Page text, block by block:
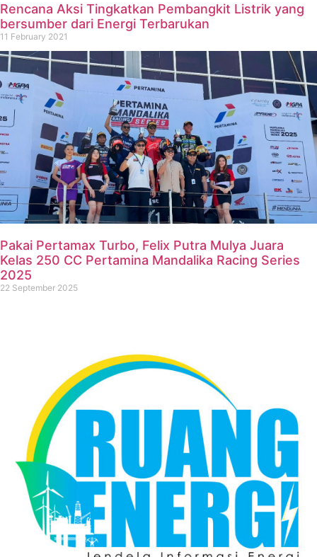
Rencana Aksi Tingkatkan Pembangkit Listrik yang
bersumber dari Energi Terbarukan
11 February 2021
Pakai Pertamax Turbo, Felix Putra Mulya Juara
Kelas 250 CC Pertamina Mandalika Racing Series
2025
22 September 2025